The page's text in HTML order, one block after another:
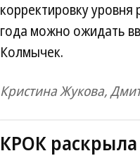
корректировку
года можно ожидать
Колмычек.
Кристина Жукова,
КРОК